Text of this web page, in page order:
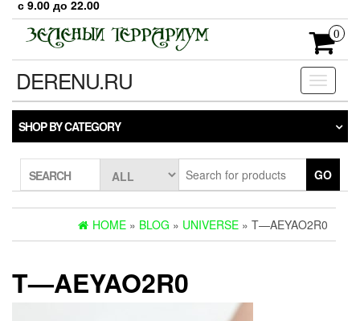
the
content
с 9.00 до 22.00
0
Toggle
DERENU.RU
SHOP BY CATEGORY
SEARCH GO
HOME » BLOG » UNIVERSE » T—AEYAO2R0
T—AEYAO2R0